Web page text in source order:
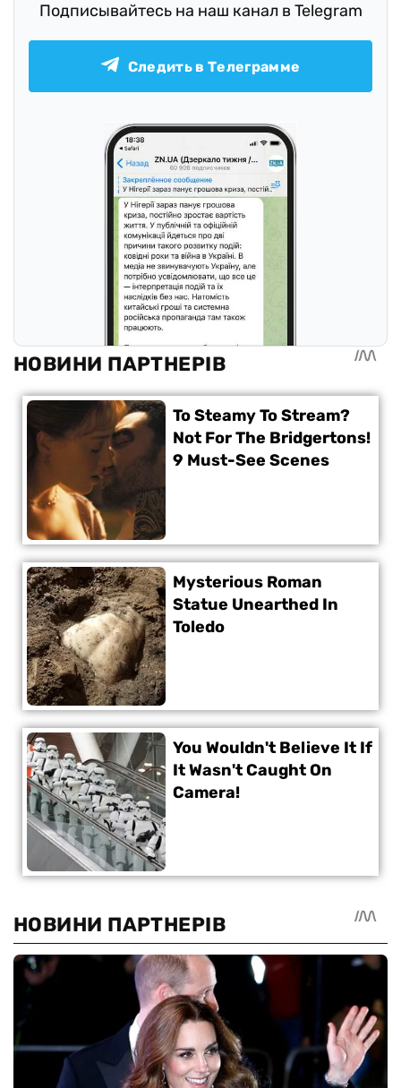
Подписывайтесь на наш канал в Telegram
Следить в Телеграмме